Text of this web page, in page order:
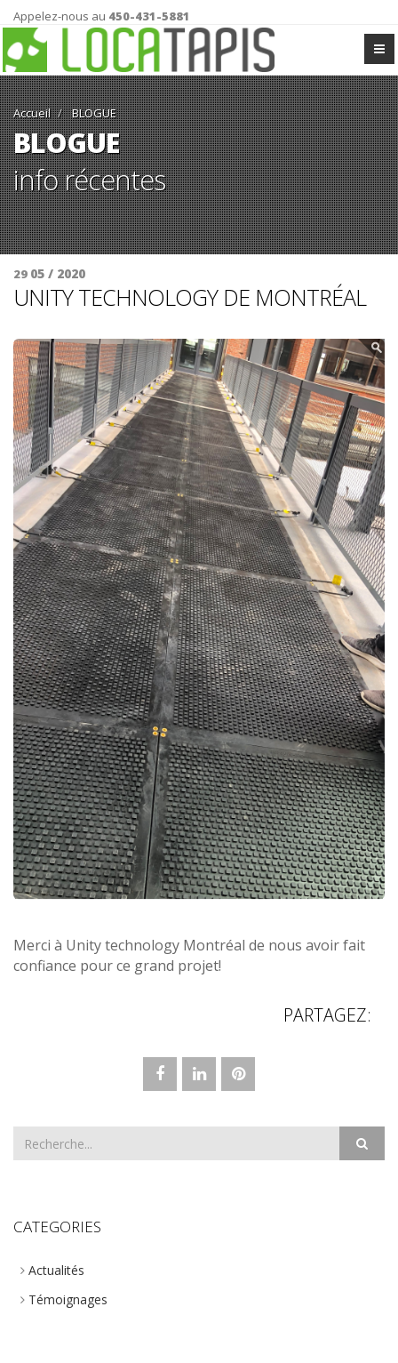
Appelez-nous au 450-431-5881
Accueil BLOGUE
BLOGUE
info récentes
29 05 / 2020
UNITY TECHNOLOGY DE MONTRÉAL
Merci à Unity technology Montréal de nous avoir fait
confiance pour ce grand projet!
PARTAGEZ:
CATEGORIES
Actualités
Témoignages